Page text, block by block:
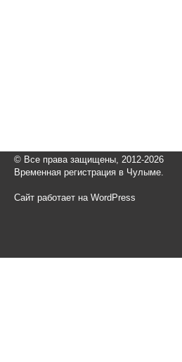
© Все права защищены, 2012-2026
Временная регистрация в Чулыме.
Сайт работает на WordPress